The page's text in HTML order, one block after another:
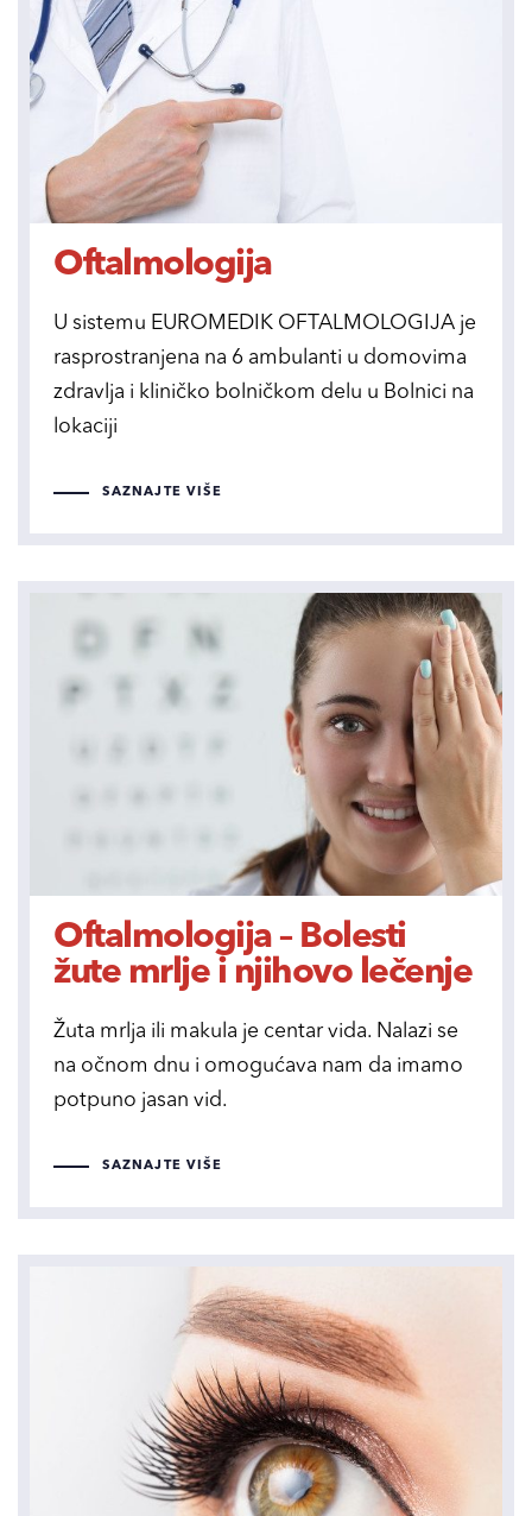
Oftalmologija
U sistemu EUROMEDIK OFTALMOLOGIJA je
rasprostranjena na 6 ambulanti u domovima
zdravlja i kliničko bolničkom delu u Bolnici na
lokaciji
SAZNAJTE VIŠE
Oftalmologija – Bolesti
žute mrlje i njihovo lečenje
Žuta mrlja ili makula je centar vida. Nalazi se
na očnom dnu i omogućava nam da imamo
potpuno jasan vid.
SAZNAJTE VIŠE